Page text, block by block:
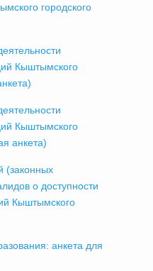
городского
Кыштымского
Кыштымского
анкета)
(законных
о доступности
Кыштымского
анкета для